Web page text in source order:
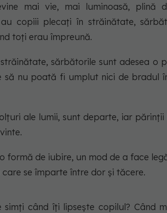
mai vie, mai luminoasă, plină
copiii plecați în străinătate,
toți erau împreună.
sărbătorile sunt adesea o
să nu poată fi umplut nici de bradul
ale lumii, sunt departe, iar părinții
formă de iubire, un mod de a face
se împarte între dor și tăcere.
când îți lipsește copilul? Când